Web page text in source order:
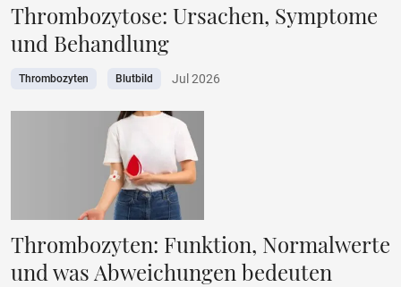
Thrombozytose: Ursachen, Symptome
und Behandlung
Thrombozyten Blutbild Jul 2026
Thrombozyten: Funktion, Normalwerte
und was Abweichungen bedeuten